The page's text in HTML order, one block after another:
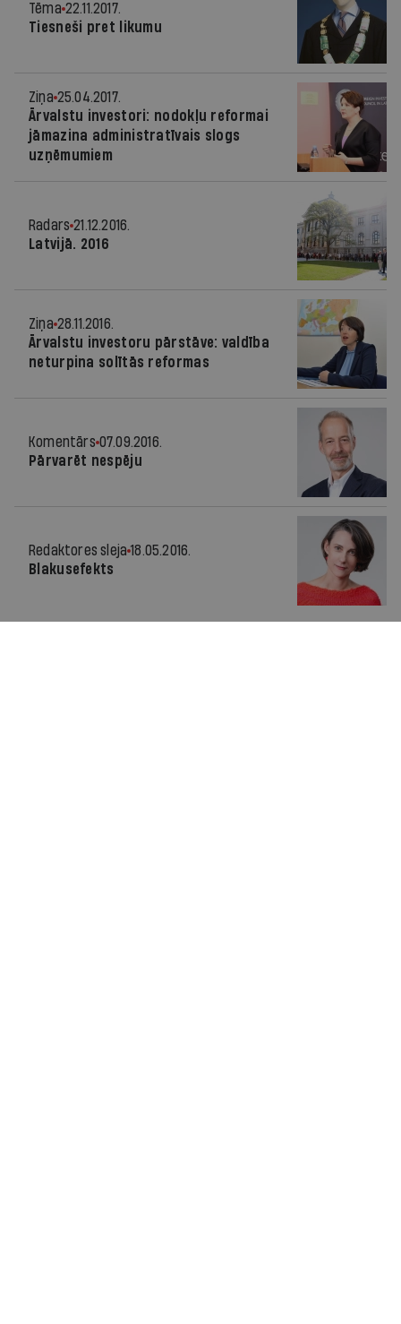
Tēma 22.11.2017.
Tiesneši pret likumu
Ziņa 25.04.2017.
Ārvalstu investori: nodokļu reformai
jāmazina administratīvais slogs
uzņēmumiem
Radars 21.12.2016.
Latvijā. 2016
Ziņa 28.11.2016.
Ārvalstu investoru pārstāve: valdība
neturpina solītās reformas
Komentārs 07.09.2016.
Pārvarēt nespēju
Redaktores sleja 18.05.2016.
Blakusefekts